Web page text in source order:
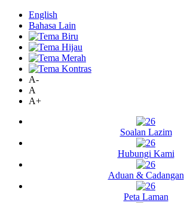
English
Bahasa Lain
A-
A
A+
Soalan Lazim
Hubungi Kami
Aduan & Cadangan
Peta Laman